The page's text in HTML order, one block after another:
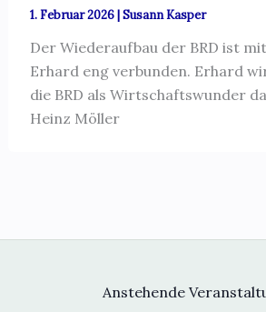
1. Februar 2026|Susann Kasper
Der Wiederaufbau der BRD ist
Erhard eng verbunden. Erhard
die BRD als Wirtschaftswunder
Heinz Möller
Anstehende